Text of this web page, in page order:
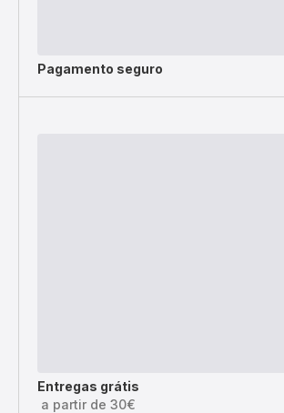
Pagamento seguro
Entregas grátis
a partir de 30€